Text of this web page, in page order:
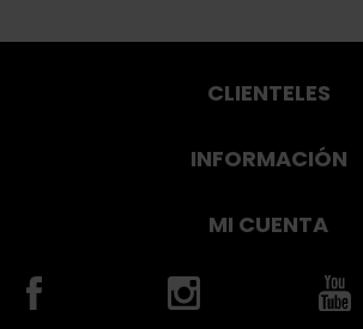
CLIENTELES
INFORMACIÓN
MI CUENTA